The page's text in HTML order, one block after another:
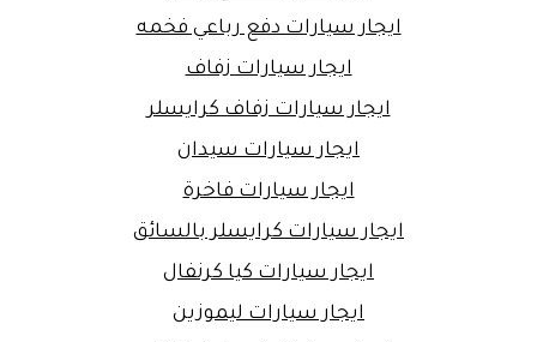
ايجار سيارات دفع رباعي فخمه
ايجار سيارات زفاف
ايجار سيارات زفاف كرايسلر
ايجار سيارات سيدان
ايجار سيارات فاخرة
ايجار سيارات كرايسلر بالسائق
ايجار سيارات كيا كرنفال
ايجار سيارات ليموزين